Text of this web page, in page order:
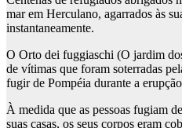
mar em Herculano, agarrados às
instantaneamente.
O Orto dei fuggiaschi (O jardim
de vítimas que foram soterradas
fugir de Pompéia durante a
À medida que as pessoas fugiam
suas casas, os seus corpos eram